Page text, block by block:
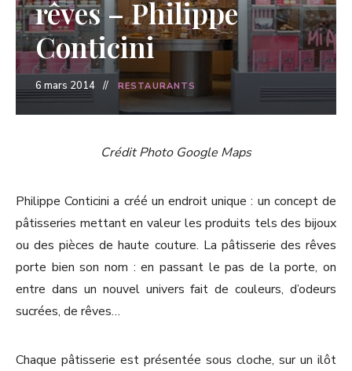
rêves – Philippe
Conticini
6 mars 2014 RESTAURANTS
Crédit Photo Google Maps
Philippe Conticini a créé un endroit unique : un concept de
pâtisseries mettant en valeur les produits tels des bijoux
ou des pièces de haute couture. La pâtisserie des rêves
porte bien son nom : en passant le pas de la porte, on
entre dans un nouvel univers fait de couleurs, d’odeurs
sucrées, de rêves…
Chaque pâtisserie est présentée sous cloche, sur un ilôt